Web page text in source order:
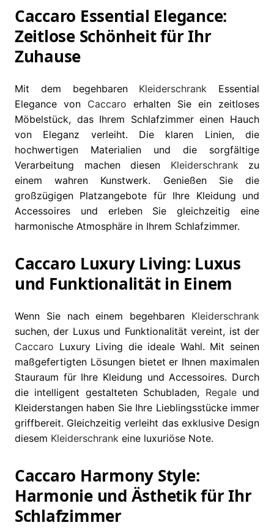
Caccaro Essential Elegance:
Zeitlose Schönheit für Ihr
Zuhause
Mit dem begehbaren Kleiderschrank Essential
Elegance von Caccaro erhalten Sie ein zeitloses
Möbelstück, das Ihrem Schlafzimmer einen Hauch
von Eleganz verleiht. Die klaren Linien, die
hochwertigen Materialien und die sorgfältige
Verarbeitung machen diesen Kleiderschrankzu
einem wahren Kunstwerk. Genießen Sie die
großzügigen Platzangebote für Ihre Kleidung und
Accessoires und erleben Sie gleichzeitig eine
harmonische Atmosphäre in Ihrem Schlafzimmer.
Caccaro Luxury Living: Luxus
und Funktionalität in Einem
Wenn Sie nach einem begehbaren Kleiderschrank
suchen, der Luxus und Funktionalität vereint, ist der
Caccaro Luxury Living die ideale Wahl. Mit seinen
maßgefertigten Lösungen bietet er Ihnen maximalen
Stauraum für Ihre Kleidung und Accessoires. Durch
die intelligent gestalteten Schubladen, Regaleund
Kleiderstangen haben Sie Ihre Lieblingsstücke immer
griffbereit. Gleichzeitig verleiht das exklusive Design
diesem Kleiderschrank eine luxuriöse Note.
Caccaro Harmony Style:
Harmonie und Ästhetik für Ihr
Schlafzimmer